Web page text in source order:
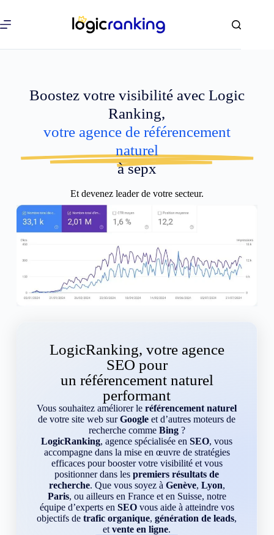
Boostez votre visibilité avec Logic
Ranking,
votre agence de référencement
naturel
à sepx
Et devenez leader de votre secteur.
LogicRanking, votre agence
SEO pour
un référencement naturel
performant
Vous souhaitez améliorer leréférencement naturel
de votre site web surGoogle et d’autres moteurs de
recherche comme Bing?
LogicRanking, agence spécialisée enSEO, vous
accompagne dans la mise en œuvre de stratégies
efficaces pour booster votre visibilité et vous
positionner dans lespremiers résultats de
recherche. Que vous soyez à Genève, Lyon,
Paris, ou ailleurs en France et en Suisse, notre
équipe d’experts en SEOvous aide à atteindre vos
objectifs detrafic organique,génération de leads,
etvente en ligne.